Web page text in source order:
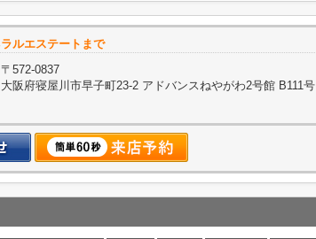
ルエステートまで
〒572-0837
大阪府寝屋川市早子町23-2 アドバンスねやがわ2号館 B111号